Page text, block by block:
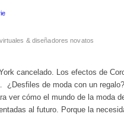
& diseñadores novatos
cancelado. Los efectos de
¿Desfiles de moda con un
ver cómo el mundo de la moda
al futuro. Porque la